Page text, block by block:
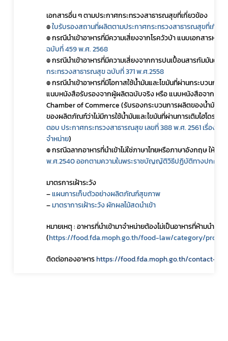
เอกสารอื่น ๆ ตามประกาศกระทรวงสาธารณสุขที่เกี่ยวข้อง
๏ ใบรับรองสถานที่ผลิตตามประกาศกระทรวงสาธารณสุขที่เกี่ยว
๏ กรณีนำเข้าอาหารที่มีความเสี่ยงจากโรควัวบ้า แนบเอกสารหลัก
ฉบับที่ 459 พ.ศ. 2568
๏ กรณีนำเข้าอาหารที่มีความเสี่ยงจากการปนเปื้อนสารกัมมันตรั
กระทรวงสาธารณสุข ฉบับที่ 371 พ.ศ.2558
๏ กรณีนำเข้าอาหารที่มีโอกาสใช้น้ำมันและไขมันที่ผ่านกระบวนการ
แนบหนังสือรับรองจากผู้ผลิตฉบับจริง หรือ แนบหนังสือจากผู้ผ
Chamber of Commerce (รับรองกระบวนการผลิตของน้ำมันแ
ของผลิตภัณฑ์ว่าไม่มีการใช้น้ำมันและไขมันที่ผ่านการเติมไฮโดรเจ
ตอบ ประกาศกระทรวงสาธารณสุข เลขที่ 388 พ.ศ. 2561 เรื่อง ก
จำหน่าย)
๏ กรณีฉลากอาหารที่นำเข้าไม่ใช่ภาษาไทยหรือภาษาอังกฤษ ให้จัด
พ.ศ.2540 ออกตามความในพระราชบัญญัติวิธีปฏิบัติทางปกครอ
มาตรการเฝ้าระวัง
– แผนการเก็บตัวอย่างผลิตภัณฑ์สุขภาพ
– มาตราการเฝ้าระวัง ผักผลไม้สดนำเข้า
หมายเหตุ : อาหารที่นำเข้ามาจำหน่ายต้องไม่เป็นอาหารที่ห้ามนำเข้
(https://food.fda.moph.go.th/food-law/category/
ติดต่อกองอาหาร https://food.fda.moph.go.th/contact-
Subscribe
เลือกหัวข้อที่ท่านต้องการ Subscribe
กฎหมาย